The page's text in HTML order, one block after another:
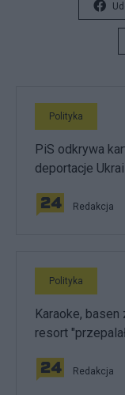
Polityka
PiS odkrywa
deportacje
Redakcja
Polityka
Karaoke, basen
resort
Redakcja